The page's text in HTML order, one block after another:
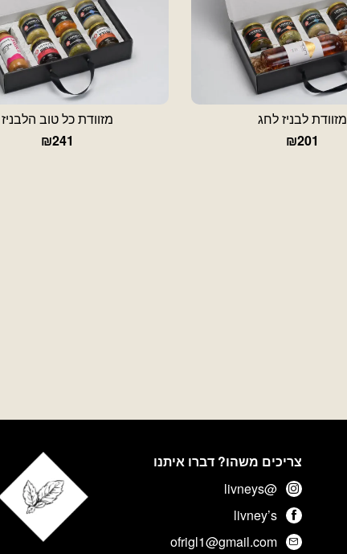
מזוודת לבניז לחג
₪201
מזוודת כל טוב הלבניז
₪241
צריכים משהו? דברו איתנו
@livneys
livney’s
ofrigl1@gmail.com